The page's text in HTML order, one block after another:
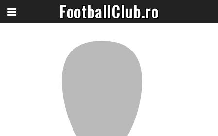
FootballClub.ro